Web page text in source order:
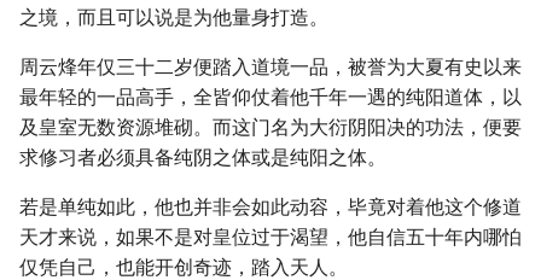
之境，而且可以说是为他量身打造。
周云烽年仅三十二岁便踏入道境一品，被誉为大夏有史以来
最年轻的一品高手，全皆仰仗着他千年一遇的纯阳道体，以
及皇室无数资源堆砌。而这门名为大衍阴阳决的功法，便要
求修习者必须具备纯阴之体或是纯阳之体。
若是单纯如此，他也并非会如此动容，毕竟对着他这个修道
天才来说，如果不是对皇位过于渴望，他自信五十年内哪怕
仅凭自己，也能开创奇迹，踏入天人。